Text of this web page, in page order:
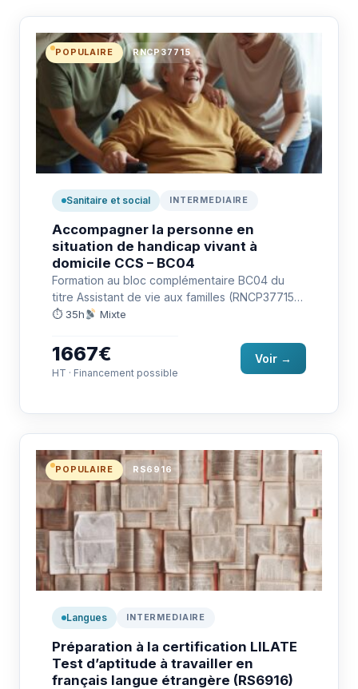
POPULAIRE RNCP37715
Sanitaire et social INTERMEDIAIRE
Accompagner la personne en
situation de handicap vivant à
domicile CCS – BC04
Formation au bloc complémentaire BC04 du
titre Assistant de vie aux familles (RNCP37715)
pour accompagner la personne en…
⏱ 35h Mixte
1667€
HT · Financement possible
Voir →
POPULAIRE RS6916
Langues INTERMEDIAIRE
Préparation à la certification LILATE
Test d’aptitude à travailler en
français langue étrangère (RS6916)